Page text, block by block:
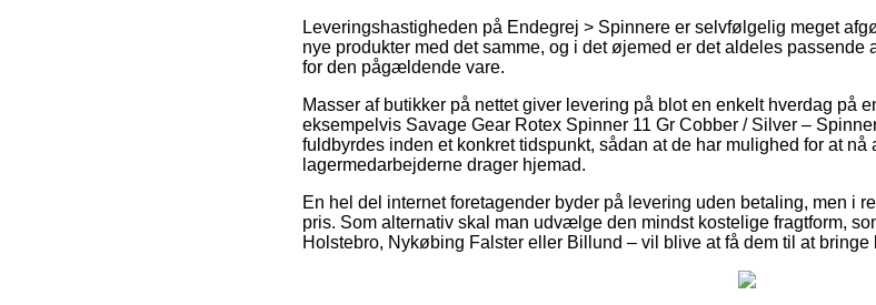
Leveringshastigheden på Endegrej > Spinnere er selvfølgelig meget
nye produkter med det samme, og i det øjemed er det aldeles passende
for den pågældende vare.
Masser af butikker på nettet giver levering på blot en enkelt hverdag på
eksempelvis Savage Gear Rotex Spinner 11 Gr Cobber / Silver –
fuldbyrdes inden et konkret tidspunkt, sådan at de har mulighed for at nå
lagermedarbejderne drager hjemad.
En hel del internet foretagender byder på levering uden betaling, men i
pris. Som alternativ skal man udvælge den mindst kostelige fragtform,
Holstebro, Nykøbing Falster eller Billund – vil blive at få dem til at